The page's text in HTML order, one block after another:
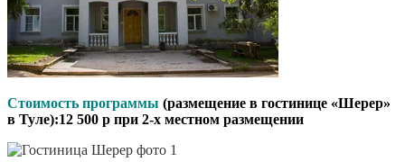
Стоимость программы (размещение в гостинице «Шерер»
в Туле):12 500 р при 2-х местном размещении